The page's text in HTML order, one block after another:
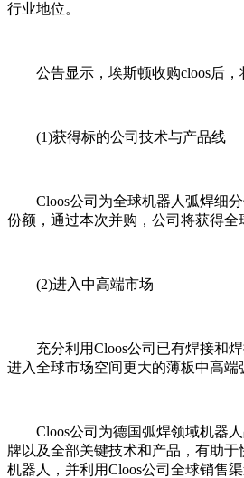
行业地位。
公告显示，埃斯顿收购cloos后，
(1)获得标的公司技术与产品线
Cloos公司为全球机器人弧焊细
份额，通过本次并购，公司将获得
(2)进入中高端市场
充分利用Cloos公司已有焊接和
进入全球市场空间更大的薄板中高端
Cloos公司为德国弧焊领域机器
牌以及全部关键技术和产品，有助
机器人，并利用Cloos公司全球销售